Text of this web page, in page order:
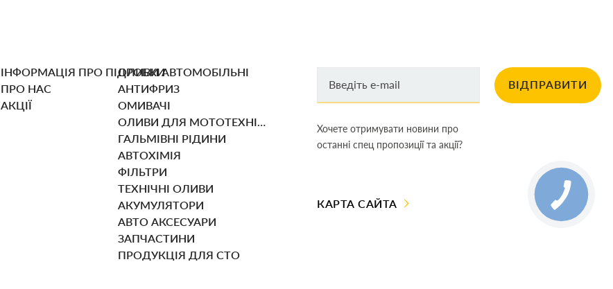
ІНФОРМАЦІЯ ПРО ПІДРОБКИ
ПРО НАС
АКЦІЇ
ОЛИВИ АВТОМОБІЛЬНІ
АНТИФРИЗ
ОМИВАЧІ
ОЛИВИ ДЛЯ МОТОТЕХНІКИ
ГАЛЬМІВНІ РІДИНИ
АВТОХІМІЯ
ФІЛЬТРИ
ТЕХНІЧНІ ОЛИВИ
АКУМУЛЯТОРИ
АВТО АКСЕСУАРИ
ЗАПЧАСТИНИ
ПРОДУКЦІЯ ДЛЯ СТО
ВІДПРАВИТИ
Хочете отримувати новини про
останні спец пропозиції та акції?
КАРТА САЙТА